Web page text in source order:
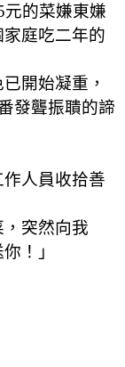
的菜嫌東嫌
庭吃二年的
開始凝重，
發聾振聵的諦
人員收拾善
突然向我
！」